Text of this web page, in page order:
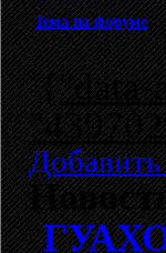
Тема на форуме
{"data-
Добавить